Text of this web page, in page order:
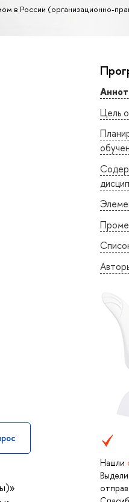
в России (организационно-
Цель
Нашли